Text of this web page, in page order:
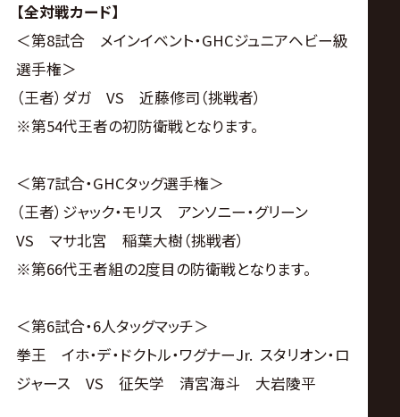
【全対戦カード】
＜第8試合 メインイベント・GHCジュニアヘビー級
選手権＞
（王者）ダガ VS 近藤修司（挑戦者）
※第54代王者の初防衛戦となります。
＜第7試合・GHCタッグ選手権＞
（王者）ジャック・モリス アンソニー・グリーン
VS マサ北宮 稲葉大樹（挑戦者）
※第66代王者組の2度目の防衛戦となります。
＜第6試合・6人タッグマッチ＞
拳王 イホ・デ・ドクトル・ワグナーJr. スタリオン・ロ
ジャース VS 征矢学 清宮海斗 大岩陵平